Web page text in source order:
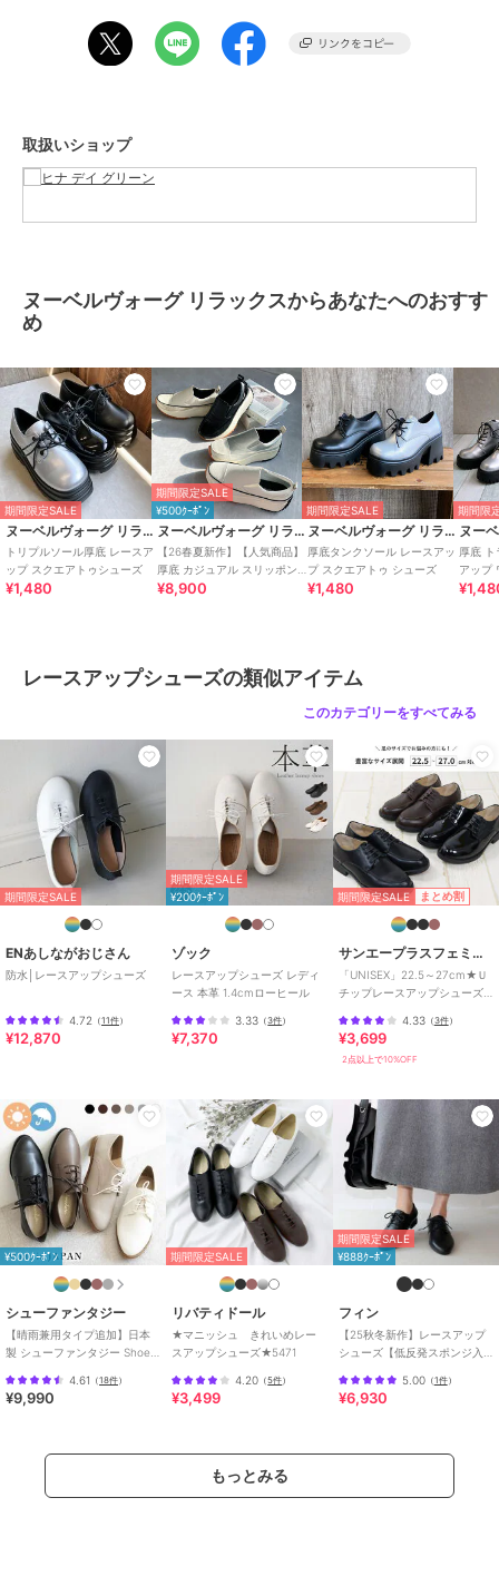
性別タイプ
レディース
シューズ
／
レースアップシュー
サイズ 4サイズ展開
無地 /2.5cm～4.5cm未満 /太めヒ
ール/ ラウンドトゥ/
レースア
レースアップシューズ
無地/2.5cm～4.5cm未満/ 太めヒ
ール / ラウンドトゥ /レースア
ップタイプ
取扱いショップ
ヌーベルヴォーグ リラックスからあなたへのおすす
め
期間限定SALE
ヌーベルヴォーグ リラックス
トリプルソール厚底 レースア
ップ スクエアトゥシューズ
¥1,480
期間限定SALE
¥500ｸｰﾎﾟﾝ
ヌーベルヴォーグ リラックス
【26春夏新作】【人気商品】
厚底 カジュアル スリッポン
スニーカー
¥8,900
期間限定SALE
ヌーベルヴォーグ リラックス
厚底タンクソール レースアッ
プ スクエアトゥ シューズ
¥1,480
期間限
厚底 ト
アップ
レースアップシューズの類似アイテム
このカテゴリーをすべてみる
期間限定SALE
ENあしながおじさん
防水│レースアップシューズ
4.72 （11件）
¥12,870
期間限定SALE
¥200ｸｰﾎﾟﾝ
ゾック
レースアップシューズ レディ
ース 本革 1.4cmローヒール
3.33 （3件）
¥7,370
期間限定SALE まとめ割
サンエープラスフェミニン
「UNISEX」22.5～27cm★Ｕ
チップレースアップシューズ
4.33（3件）
¥3,699
2点以上で10%OFF
¥500ｸｰﾎﾟﾝ
シューファンタジー
【晴雨兼用タイプ追加】日本
製 シューファンタジー Shoe
ズ
4.61 （18件）
¥9,990
期間限定SALE
リバティドール
★マニッシュ きれいめレー
スアップシューズ★5471
4.20 （5件）
¥3,499
期間限定SALE
¥888ｸｰﾎﾟﾝ
フィン
【25秋冬新作】レースアップ
シューズ【低反発スポンジ入
5.00（1件）
¥6,930
もっとみる